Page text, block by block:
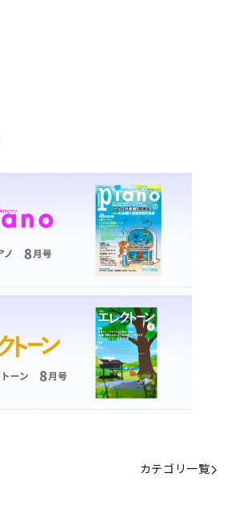
カテゴリ一覧